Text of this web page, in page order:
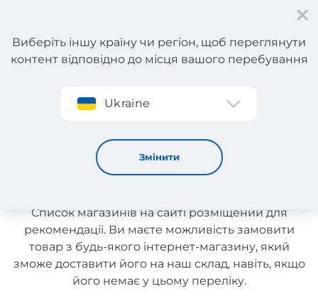
Реєстрація
Виберіть іншу країну чи регіон, щоб переглянути
контент відповідно до місця вашого перебування
Ukraine
Змінити
Дитячий одяг та взуття зі США
Дитячий одяг та взуття зі
США
Список магазинів на сайті розміщений для
рекомендації. Ви маєте можливість замовити
товар з будь-якого інтернет-магазину, який
зможе доставити його на наш склад, навіть, якщо
його немає у цьому переліку.